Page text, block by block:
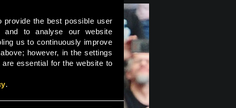
the best possible user
and to analyse our website
us to continuously improve
however, in the settings
essential for the website to
.